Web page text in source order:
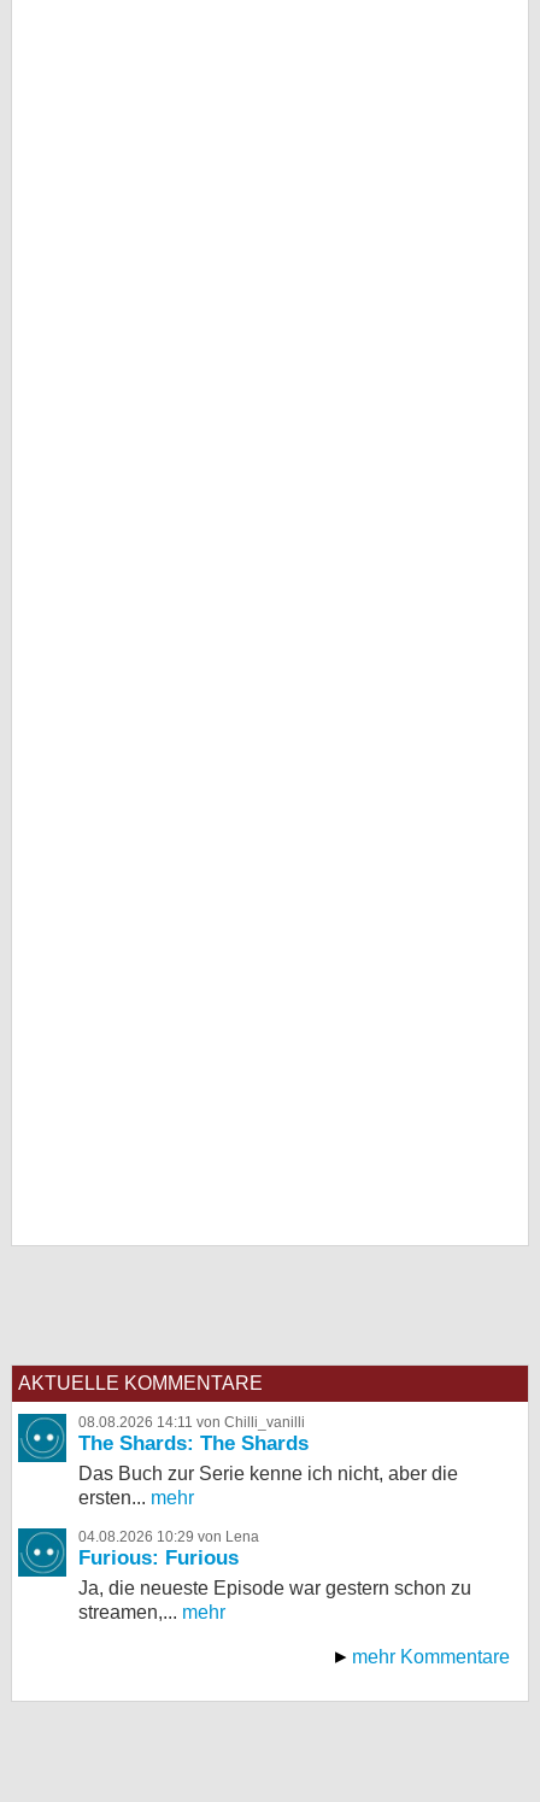
AKTUELLE KOMMENTARE
08.08.2026 14:11 von Chilli_vanilli
The Shards: The Shards
Das Buch zur Serie kenne ich nicht, aber die
ersten... mehr
04.08.2026 10:29 von Lena
Furious: Furious
Ja, die neueste Episode war gestern schon zu
streamen,... mehr
mehr Kommentare